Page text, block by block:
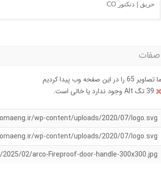
حریق | دتکتور CO
ما تصاویر 65 را در این صفحه وب پیدا کردیم
wp-content/uploads/2020/07/logo.svg
wp-content/uploads/2020/07/logo.svg
02/arco-Fireproof-door-handle-300x300.jpg